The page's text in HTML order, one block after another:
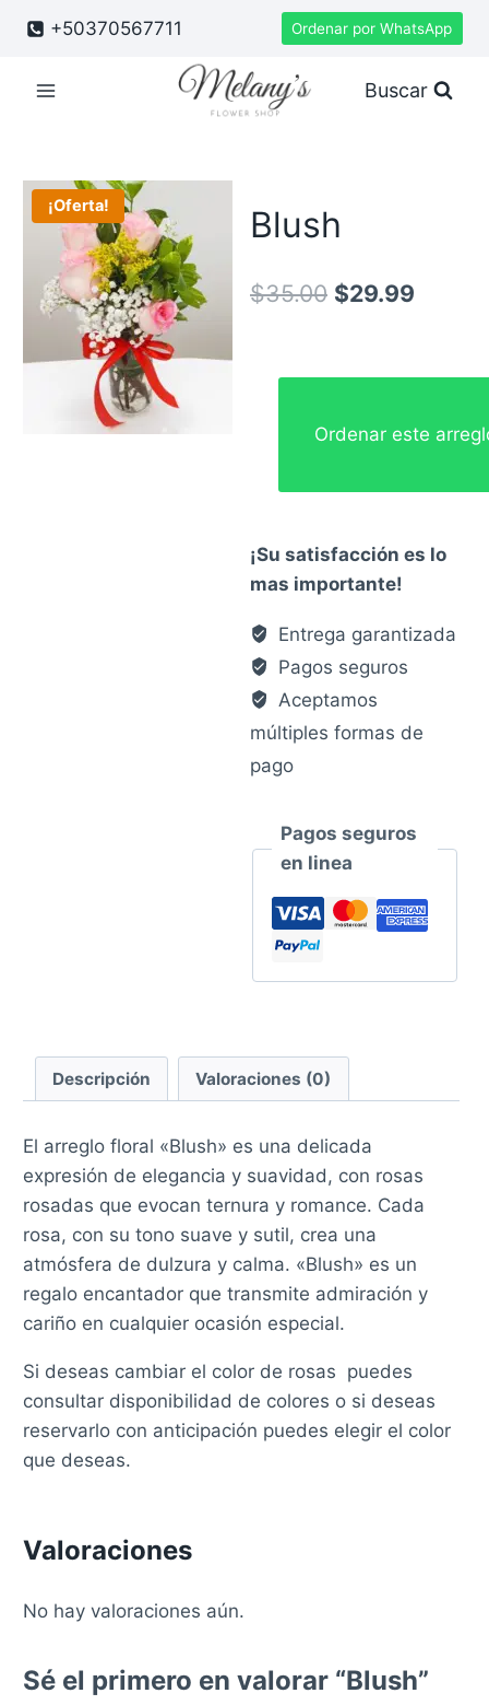
+50370567711 Ordenar por WhatsApp
Buscar
¡Oferta! Blush
$35.00 El
$35.00.
$29.99
Ordenar este
¡Su satisfacción es lo
mas importante!
Entrega garantizada
Pagos seguros
Aceptamos
múltiples formas de
pago
Pagos seguros
en linea
Descripción Valoraciones (0)
El arreglo floral «Blush» es una delicada
expresión de elegancia y suavidad, con rosas
rosadas que evocan ternura y romance. Cada
rosa, con su tono suave y sutil, crea una
atmósfera de dulzura y calma. «Blush» es un
regalo encantador que transmite admiración y
cariño en cualquier ocasión especial.
Si deseas cambiar el color de rosas puedes
consultar disponibilidad de colores o si deseas
reservarlo con anticipación puedes elegir el color
que deseas.
Valoraciones
No hay valoraciones aún.
Sé el primero en valorar “Blush”